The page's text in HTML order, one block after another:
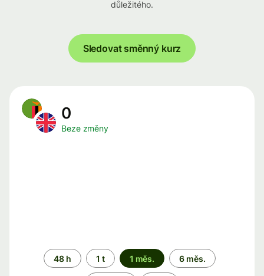
důležitého.
Sledovat směnný kurz
0
Beze změny
Časové
období
48 h 1 t 1 měs. 6 měs.